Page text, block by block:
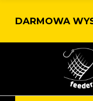
DARMOWA